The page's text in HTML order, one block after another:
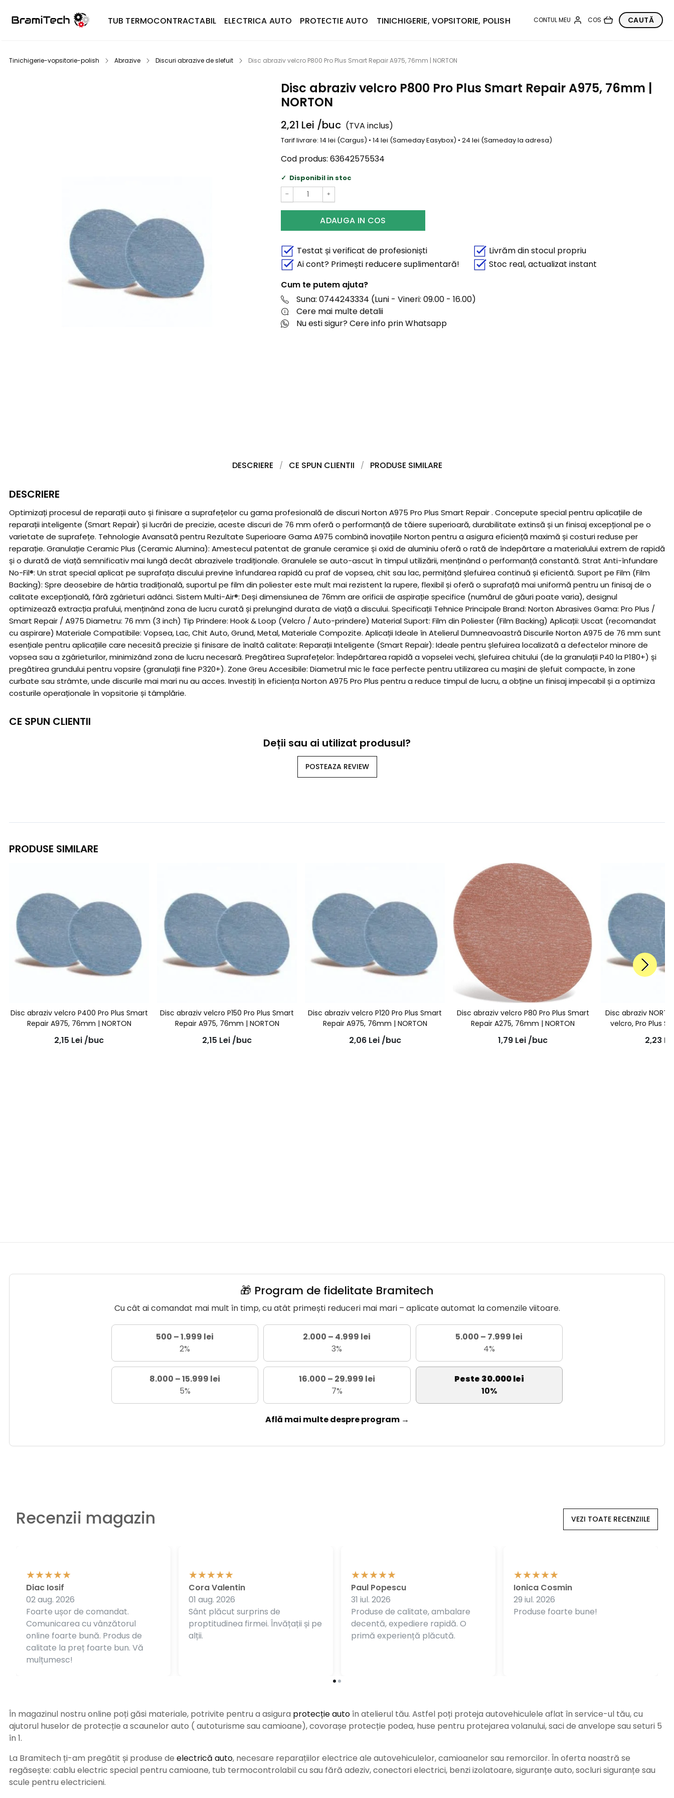
TUB TERMOCONTRACTABIL ELECTRICA AUTO PROTECTIE AUTO TINICHIGERIE, VOPSITORIE, POLISH
Tinichigerie-vopsitorie-polish Abrazive Discuri abrazive de slefuit Disc abraziv velcro P800 Pro Plus Smart Repair A975, 76mm | NORTON
Disc abraziv velcro P800 Pro Plus Smart Repair A975, 76mm |
NORTON
2,21 Lei /buc (TVA inclus)
Tarif livrare: 14 lei (Cargus) • 14 lei (Sameday Easybox) • 24 lei (Sameday la adresa)
Cod produs: 63642575534
Disponibil in stoc
− +
ADAUGA IN COS
Testat și verificat de profesioniști
Livrăm din stocul propriu
Ai cont? Primești reducere suplimentară!
Stoc real, actualizat instant
Cum te putem ajuta?
Suna: 0744243334 (Luni - Vineri: 09.00 - 16.00)
Cere mai multe detalii
Nu esti sigur? Cere info prin Whatsapp
DESCRIERE CE SPUN CLIENTII PRODUSE SIMILARE
DESCRIERE
Optimizați procesul de reparații auto și finisare a suprafețelor cu gama profesională de discuri Norton A975 Pro Plus Smart Repair . Concepute special pentru aplicațiile de
reparații inteligente (Smart Repair) și lucrări de precizie, aceste discuri de 76 mm oferă o performanță de tăiere superioară, durabilitate extinsă și un finisaj excepțional pe o
varietate de suprafețe. Tehnologie Avansată pentru Rezultate Superioare Gama A975 combină inovațiile Norton pentru a asigura eficiență maximă și costuri reduse per
reparație. Granulație Ceramic Plus (Ceramic Alumina): Amestecul patentat de granule ceramice și oxid de aluminiu oferă o rată de îndepărtare a materialului extrem de rapidă
și o durată de viață semnificativ mai lungă decât abrazivele tradiționale. Granulele se auto-ascut în timpul utilizării, menținând o performanță constantă. Strat Anti-înfundare
No-Fil®: Un strat special aplicat pe suprafața discului previne înfundarea rapidă cu praf de vopsea, chit sau lac, permițând șlefuirea continuă și eficientă. Suport pe Film (Film
Backing): Spre deosebire de hârtia tradițională, suportul pe film din poliester este mult mai rezistent la rupere, flexibil și oferă o suprafață mai uniformă pentru un finisaj de o
calitate excepțională, fără zgârieturi adânci. Sistem Multi-Air®: Deși dimensiunea de 76mm are orificii de aspirație specifice (numărul de găuri poate varia), designul
optimizează extracția prafului, menținând zona de lucru curată și prelungind durata de viață a discului. Specificații Tehnice Principale Brand: Norton Abrasives Gama: Pro Plus /
Smart Repair / A975 Diametru: 76 mm (3 inch) Tip Prindere: Hook & Loop (Velcro / Auto-prindere) Material Suport: Film din Poliester (Film Backing) Aplicații: Uscat (recomandat
cu aspirare) Materiale Compatibile: Vopsea, Lac, Chit Auto, Grund, Metal, Materiale Compozite. Aplicații Ideale în Atelierul Dumneavoastră Discurile Norton A975 de 76 mm sunt
esențiale pentru aplicațiile care necesită precizie și finisare de înaltă calitate: Reparații Inteligente (Smart Repair): Ideale pentru șlefuirea localizată a defectelor minore de
vopsea sau a zgârieturilor, minimizând zona de lucru necesară. Pregătirea Suprafețelor: Îndepărtarea rapidă a vopselei vechi, șlefuirea chitului (de la granulații P40 la P180+) și
pregătirea grundului pentru vopsire (granulații fine P320+). Zone Greu Accesibile: Diametrul mic le face perfecte pentru utilizarea cu mașini de șlefuit compacte, în zone
curbate sau strâmte, unde discurile mai mari nu au acces. Investiți în eficiența Norton A975 Pro Plus pentru a reduce timpul de lucru, a obține un finisaj impecabil și a optimiza
costurile operaționale în vopsitorie și tâmplărie.
CE SPUN CLIENTII
Deții sau ai utilizat produsul?
POSTEAZA REVIEW
PRODUSE SIMILARE
Disc abraziv velcro P400 Pro Plus Smart
Repair A975, 76mm | NORTON
2,15 Lei /buc
Disc abraziv velcro P150 Pro Plus Smart
Repair A975, 76mm | NORTON
2,15 Lei /buc
Disc abraziv velcro P120 Pro Plus Smart
Repair A975, 76mm | NORTON
2,06 Lei /buc
Disc abraziv velcro P80 Pro Plus Smart
Repair A275, 76mm | NORTON
1,79 Lei /buc
Disc abraziv
velcro, Pro Plus
2,23
🎁 Program de fidelitate Bramitech
Cu cât ai comandat mai mult în timp, cu atât primești reduceri mai mari – aplicate automat la comenzile viitoare.
500 – 1.999 lei
2%
2.000 – 4.999 lei
3%
5.000 – 7.999 lei
4%
8.000 – 15.999 lei
5%
16.000 – 29.999 lei
7%
Peste 30.000 lei
10%
Află mai multe despre program →
Recenzii magazin VEZI TOATE RECENZIILE
Foarte ușor de comandat.
Comunicarea cu vânzătorul
online foarte bună. Produs de
calitate la preț foarte bun. Vă
mulțumesc!
Diac Iosif
02 aug. 2026
Sânt plăcut surprins de
proptitudinea firmei. Învățații și pe
alții.
Cora Valentin
01 aug. 2026
Produse de calitate, ambalare
decentă, expediere rapidă. O
primă experiență plăcută.
Paul Popescu
31 iul. 2026
Produse foarte bune!
Ionica Cosmin
29 iul. 2026
În magazinul nostru online poți găsi materiale, potrivite pentru a asigura protecție autoîn atelierul tău. Astfel poți proteja autovehiculele aflat în service-ul tău, cu
ajutorul huselor de protecție a scaunelor auto ( autoturisme sau camioane), covorașe protecție podea, huse pentru protejarea volanului, saci de anvelope sau seturi 5
în 1.
La Bramitech ți-am pregătit și produse de electrică auto, necesare reparațiilor electrice ale autovehiculelor, camioanelor sau remorcilor. În oferta noastră se
regăsește: cablu electric special pentru camioane, tub termocontrolabil cu sau fără adeziv, conectori electrici, benzi izolatoare, siguranțe auto, socluri siguranțe sau
scule pentru electricieni.